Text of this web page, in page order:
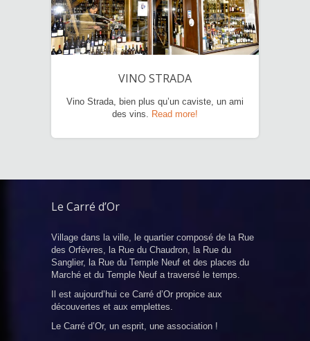
VINO STRADA
Vino Strada, bien plus qu’un caviste, un ami
des vins. Read more!
Le Carré d’Or
Village dans la ville, le quartier composé de la Rue
des Orfèvres, la Rue du Chaudron, la Rue du
Sanglier, la Rue du Temple Neuf et des places du
Marché et du Temple Neuf a traversé le temps.
Il est aujourd’hui ce Carré d’Or propice aux
découvertes et aux emplettes.
Le Carré d’Or, un esprit, une association !